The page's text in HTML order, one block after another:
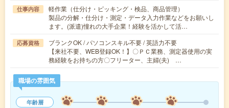
仕事内容
軽作業（仕分け・ピッキング・検品、商品管理）
製品の分解・仕分け・測定・データ入力作業などをお願いし
ます。(派遣)憧れの大手企業！経験を活かして活…
応募資格
ブランクOK / パソコンスキル不要 / 英語力不要
【来社不要、WEB登録OK！】〇ＰＣ業務、測定器使用の実
務経験をお持ちの方〇フリーター、主婦(夫) …
職場の雰囲気
年齢層